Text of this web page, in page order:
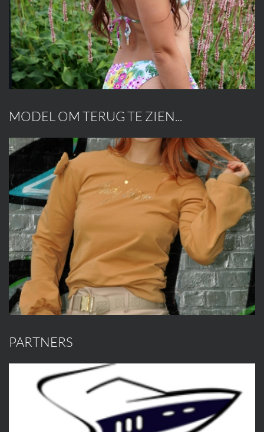
MODEL OM TERUG TE ZIEN...
PARTNERS